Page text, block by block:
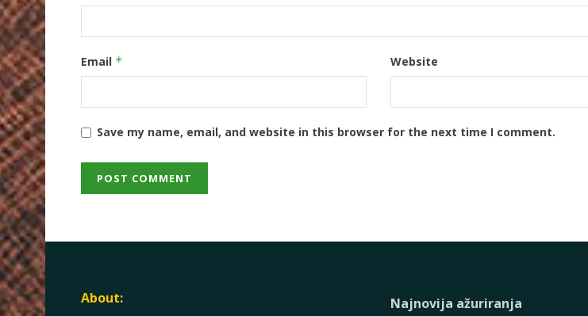
Email * Website
Save my name, email, and website in this browser for the next time I comment.
About: Najnovija ažuriranja